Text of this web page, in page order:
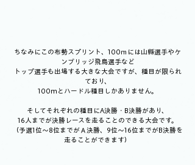
ちなみにこの布勢スプリント、100ｍには山縣選手やケ
ンブリッジ飛鳥選手など
トップ選手も出場する大きな大会ですが、種目が限られ
ており、
100mとハードル種目しかありません。
そしてそれぞれの種目にA決勝・B決勝があり、
16人までが決勝レースを走ることのできる大会です。
（予選1位～8位までがＡ決勝、9位～16位までがB決勝を
走ることができます）